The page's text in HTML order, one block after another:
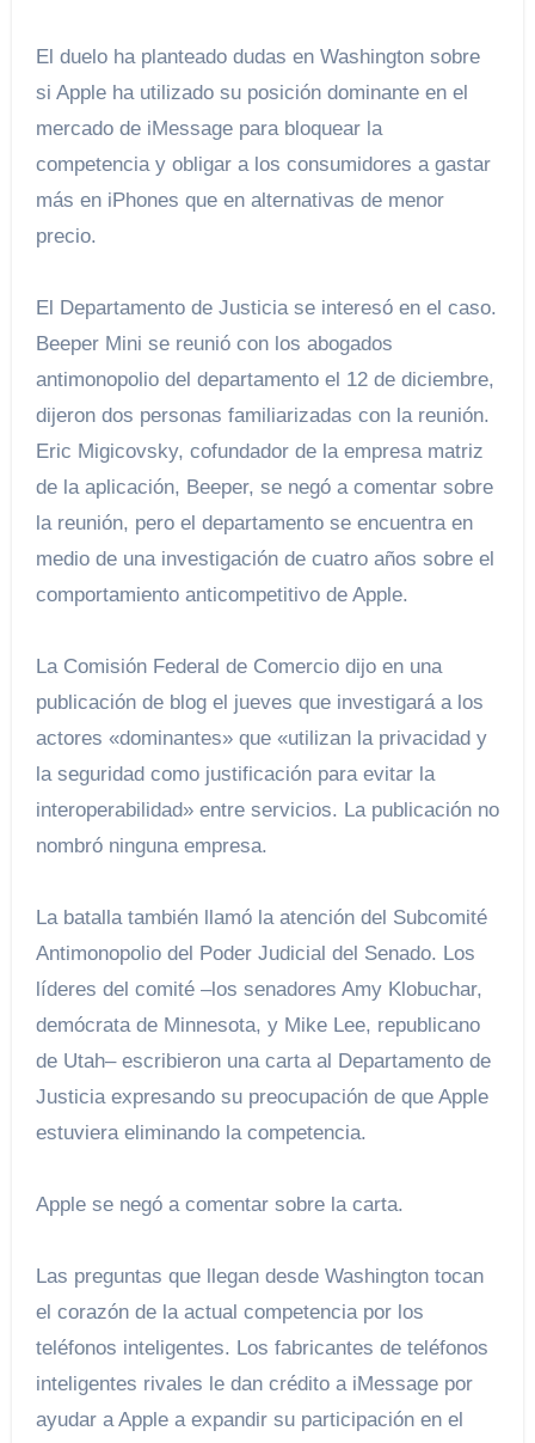
El duelo ha planteado dudas en Washington sobre
si Apple ha utilizado su posición dominante en el
mercado de iMessage para bloquear la
competencia y obligar a los consumidores a gastar
más en iPhones que en alternativas de menor
precio.
El Departamento de Justicia se interesó en el caso.
Beeper Mini se reunió con los abogados
antimonopolio del departamento el 12 de diciembre,
dijeron dos personas familiarizadas con la reunión.
Eric Migicovsky, cofundador de la empresa matriz
de la aplicación, Beeper, se negó a comentar sobre
la reunión, pero el departamento se encuentra en
medio de una investigación de cuatro años sobre el
comportamiento anticompetitivo de Apple.
La Comisión Federal de Comercio dijo en una
publicación de blog el jueves que investigará a los
actores «dominantes» que «utilizan la privacidad y
la seguridad como justificación para evitar la
interoperabilidad» entre servicios. La publicación no
nombró ninguna empresa.
La batalla también llamó la atención del Subcomité
Antimonopolio del Poder Judicial del Senado. Los
líderes del comité –los senadores Amy Klobuchar,
demócrata de Minnesota, y Mike Lee, republicano
de Utah– escribieron una carta al Departamento de
Justicia expresando su preocupación de que Apple
estuviera eliminando la competencia.
Apple se negó a comentar sobre la carta.
Las preguntas que llegan desde Washington tocan
el corazón de la actual competencia por los
teléfonos inteligentes. Los fabricantes de teléfonos
inteligentes rivales le dan crédito a iMessage por
ayudar a Apple a expandir su participación en el